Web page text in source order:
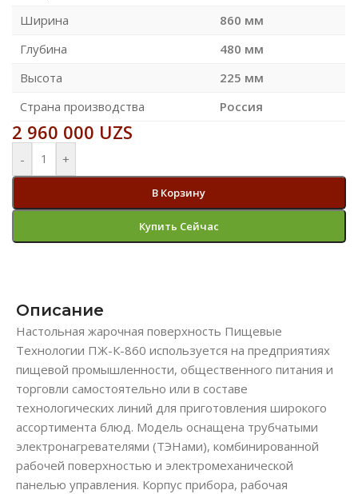
Ширина
860 мм
Глубина
480 мм
Высота
225 мм
Страна производства
Россия
2 960 000 UZS
- +
В Корзину
Купить Сейчас
Описание
Настольная жарочная поверхность Пищевые
Технологии ПЖ-К-860 используется на предприятиях
пищевой промышленности, общественного питания и
торговли самостоятельно или в составе
технологических линий для приготовления широкого
ассортимента блюд. Модель оснащена трубчатыми
электронагревателями (ТЭНами), комбинированной
рабочей поверхностью и электромеханической
панелью управления. Корпус прибора, рабочая